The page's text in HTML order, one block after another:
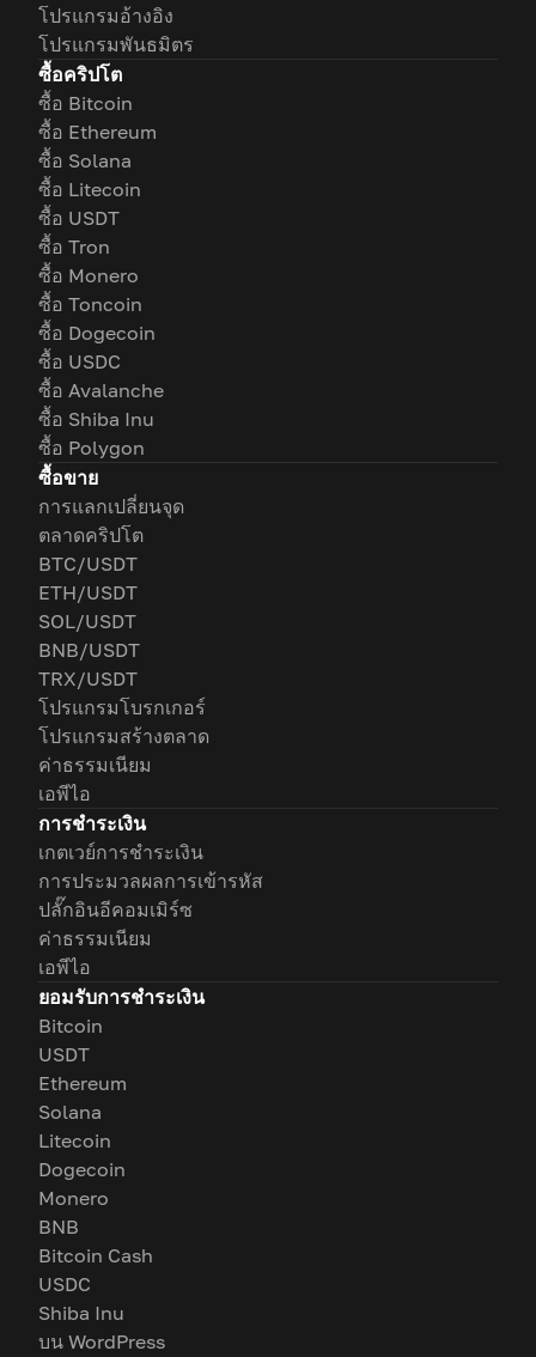
โปรแกรมอ้างอิง
โปรแกรมพันธมิตร
ซื้อคริปโต
ซื้อ Bitcoin
ซื้อ Ethereum
ซื้อ Solana
ซื้อ Litecoin
ซื้อ USDT
ซื้อ Tron
ซื้อ Monero
ซื้อ Toncoin
ซื้อ Dogecoin
ซื้อ USDC
ซื้อ Avalanche
ซื้อ Shiba Inu
ซื้อ Polygon
ซื้อขาย
การแลกเปลี่ยนจุด
ตลาดคริปโต
BTC/USDT
ETH/USDT
SOL/USDT
BNB/USDT
TRX/USDT
โปรแกรมโบรกเกอร์
โปรแกรมสร้างตลาด
ค่าธรรมเนียม
เอพีไอ
การชำระเงิน
เกตเวย์การชำระเงิน
การประมวลผลการเข้ารหัส
ปลั๊กอินอีคอมเมิร์ซ
ค่าธรรมเนียม
เอพีไอ
ยอมรับการชำระเงิน
Bitcoin
USDT
Ethereum
Solana
Litecoin
Dogecoin
Monero
BNB
Bitcoin Cash
USDC
Shiba Inu
บน WordPress